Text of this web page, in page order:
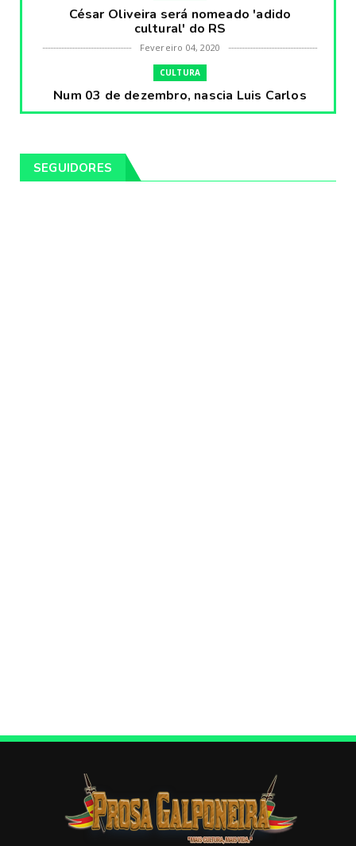
César Oliveira será nomeado 'adido
cultural' do RS
Fevereiro 04, 2020
CULTURA
Num 03 de dezembro, nascia Luis Carlos
Prestes, o Cavaleiro ...
Pintores da Temática Gauchesca - parte
SEGUIDORES